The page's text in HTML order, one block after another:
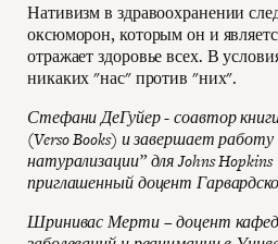
Нативизм в здравоохранении
оксюморон, которым он и
отражает здоровье всех. В
никаких "нас" против "них".
Стефани ДеГуйер - соавтор
(Verso Books) и завершает
натурализации” для Johns
приглашенный доцент
Шринивас Мерти – доцент